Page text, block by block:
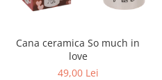
Cana ceramica So much in
love
49,00 Lei